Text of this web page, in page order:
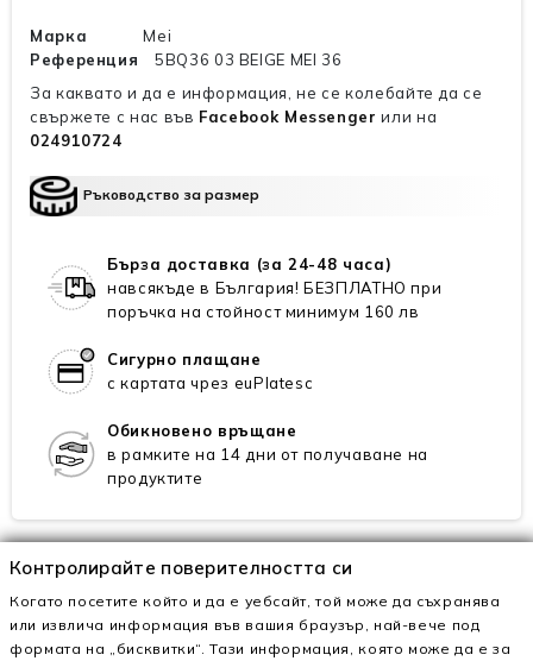
Марка
Mei
Референция
5BQ36 03 BEIGE MEI 36
За каквато и да е информация, не се колебайте да се
свържете с нас във Facebook Messenger или на
024910724
Ръководство за размер
Бърза доставка (за 24-48 часа)
навсякъде в България! БЕЗПЛАТНО при
поръчка на стойност минимум 160 лв
Сигурно плащане
с картата чрез euPlatesc
Обикновено връщане
в рамките на 14 дни от получаване на
продуктите
Техническо описание
Външен материал екологична кожа
Контролирайте поверителността си
Когато посетите който и да е уебсайт, той може да съхранява
или извлича информация във вашия браузър, най-вече под
формата на „бисквитки“. Тази информация, която може да е за